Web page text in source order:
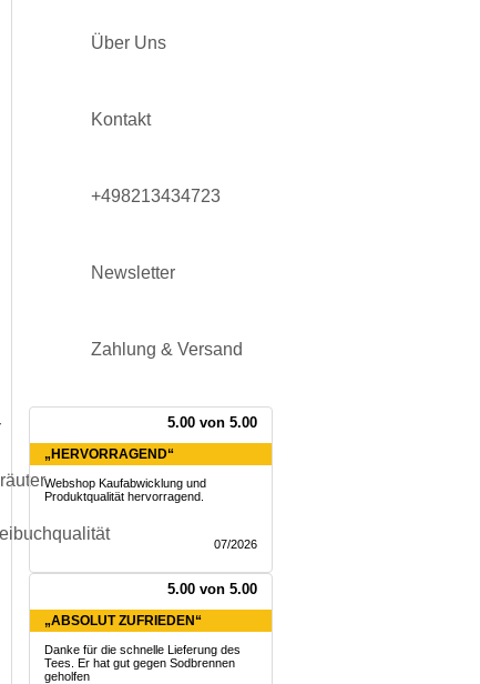
Über Uns
Kontakt
+498213434723
Newsletter
Zahlung & Versand
5.00 von 5.00
„HERVORRAGEND“
Webshop Kaufabwicklung und
Produktqualität hervorragend.
07/2026
5.00 von 5.00
„ABSOLUT ZUFRIEDEN“
Danke für die schnelle Lieferung des
Tees. Er hat gut gegen Sodbrennen
geholfen